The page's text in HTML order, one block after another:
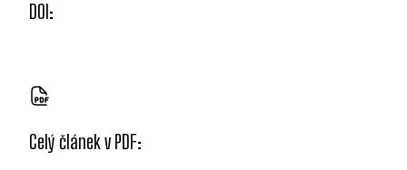
DOI:
Celý článek v PDF: